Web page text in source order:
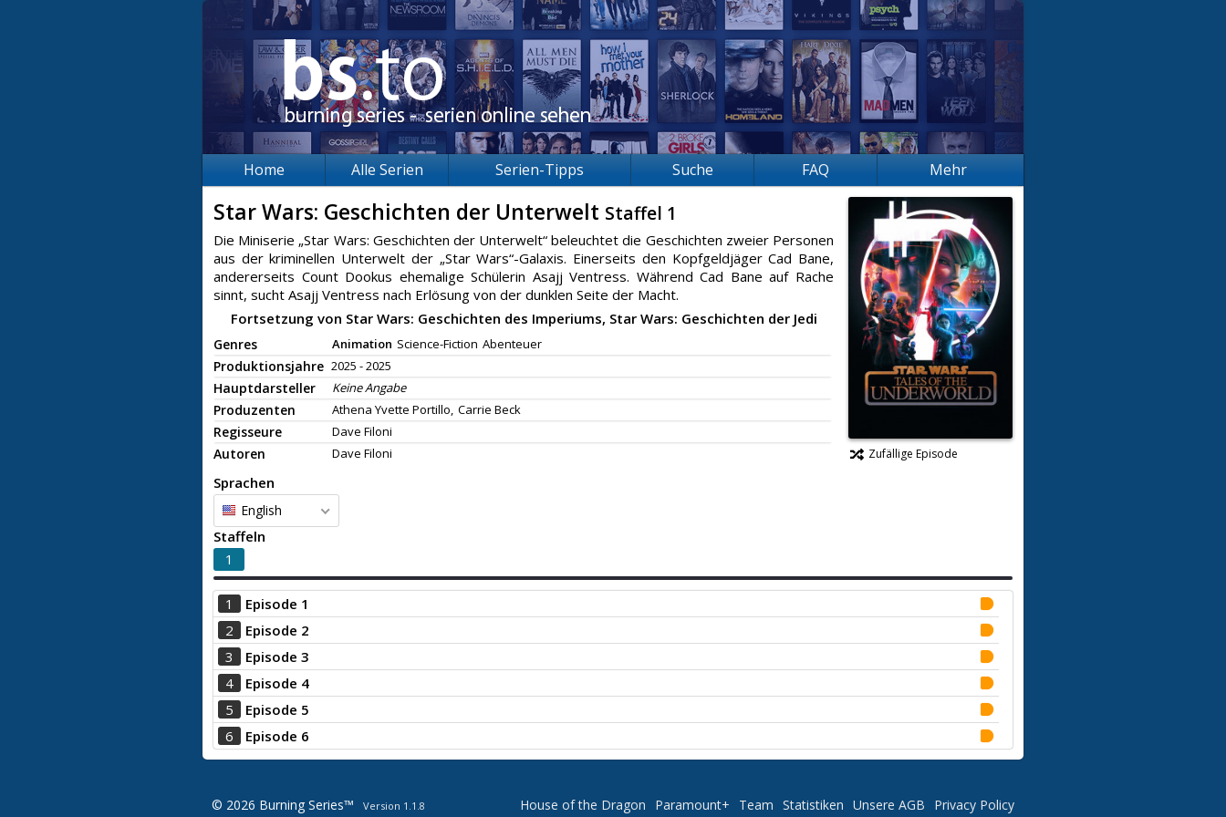
Home Alle Serien Serien-Tipps Suche FAQ Mehr
Star Wars: Geschichten der Unterwelt Staffel 1
Die Miniserie „Star Wars: Geschichten der Unterwelt“ beleuchtet die Geschichten zweier Personen
aus der kriminellen Unterwelt der „Star Wars“-Galaxis. Einerseits den Kopfgeldjäger Cad Bane,
andererseits Count Dookus ehemalige Schülerin Asajj Ventress. Während Cad Bane auf Rache
sinnt, sucht Asajj Ventress nach Erlösung von der dunklen Seite der Macht.
Fortsetzung von Star Wars: Geschichten des Imperiums, Star Wars: Geschichten der Jedi
Genres Animation Science-Fiction Abenteuer
Produktionsjahre 2025 - 2025
Hauptdarsteller Keine Angabe
Produzenten Athena Yvette Portillo, Carrie Beck
Regisseure Dave Filoni
Autoren Dave Filoni Zufällige Episode
Sprachen
English
Staffeln
1
1
Episode 1
2
Episode 2
3
Episode 3
4
Episode 4
5
Episode 5
6
Episode 6
© 2026 Burning Series™ Version 1.1.8 Privacy Policy
Unsere AGB
Statistiken
Team
Paramount+
House of the Dragon